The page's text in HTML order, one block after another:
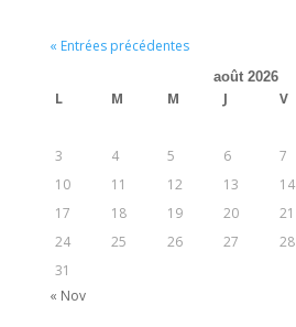
« Entrées précédentes
août 2026
L M M J V
3
4 5 6 7
10
11 12 13 14
17
18 19 20 21
24
25 26 27 28
31
« Nov